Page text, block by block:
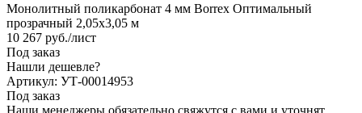
Монолитный поликарбонат 4 мм Вorrex Оптимальный
прозрачный 2,05х3,05 м
10 267 руб./лист
Под заказ
Нашли дешевле?
Артикул: УТ-00014953
Под заказ
Наши менеджеры обязательно свяжутся с вами и уточнят